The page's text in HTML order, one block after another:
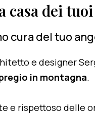
casa dei
cura del tuo
e designer
in montagna.
e rispettoso delle